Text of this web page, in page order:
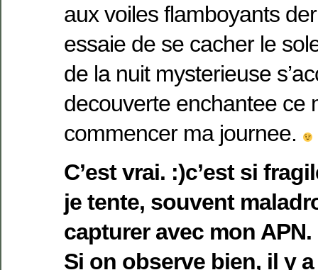
aux voiles flamboyants
essaie de se cacher le
de la nuit mysterieuse
decouverte enchantee ce
commencer ma journee.
C’est vrai. :)c’est si
je tente, souvent
capturer avec mon APN.
Si on observe bien, il y